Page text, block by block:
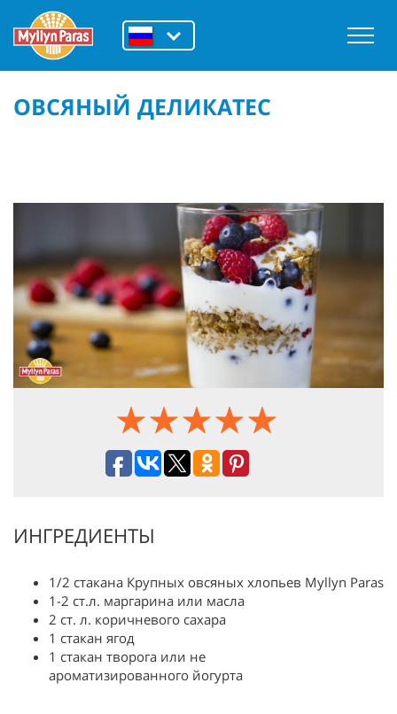
ОВСЯНЫЙ ДЕЛИКАТЕС
ИНГРЕДИЕНТЫ
1/2 стакана Крупных овсяных хлопьев Myllyn Paras
1-2 ст.л. маргарина или масла
2 ст. л. коричневого сахара
1 стакан ягод
1 стакан творога или не
ароматизированного йогурта